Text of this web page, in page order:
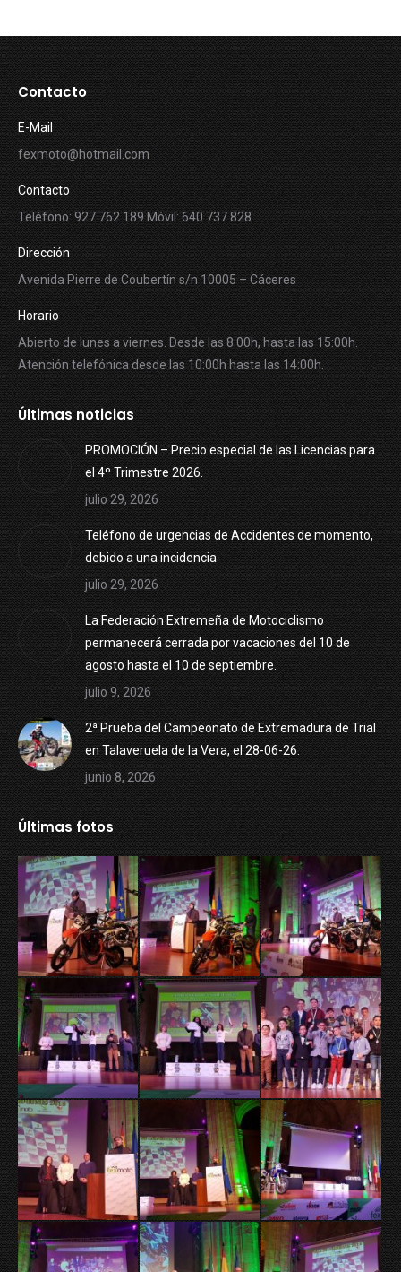
Contacto
E-Mail
fexmoto@hotmail.com
Contacto
Teléfono: 927 762 189 Móvil: 640 737 828
Dirección
Avenida Pierre de Coubertín s/n 10005 – Cáceres
Horario
Abierto de lunes a viernes. Desde las 8:00h, hasta las 15:00h.
Atención telefónica desde las 10:00h hasta las 14:00h.
Últimas noticias
PROMOCIÓN – Precio especial de las Licencias para
el 4º Trimestre 2026.
julio 29, 2026
Teléfono de urgencias de Accidentes de momento,
debido a una incidencia
julio 29, 2026
La Federación Extremeña de Motociclismo
permanecerá cerrada por vacaciones del 10 de
agosto hasta el 10 de septiembre.
julio 9, 2026
2ª Prueba del Campeonato de Extremadura de Trial
en Talaveruela de la Vera, el 28-06-26.
junio 8, 2026
Últimas fotos